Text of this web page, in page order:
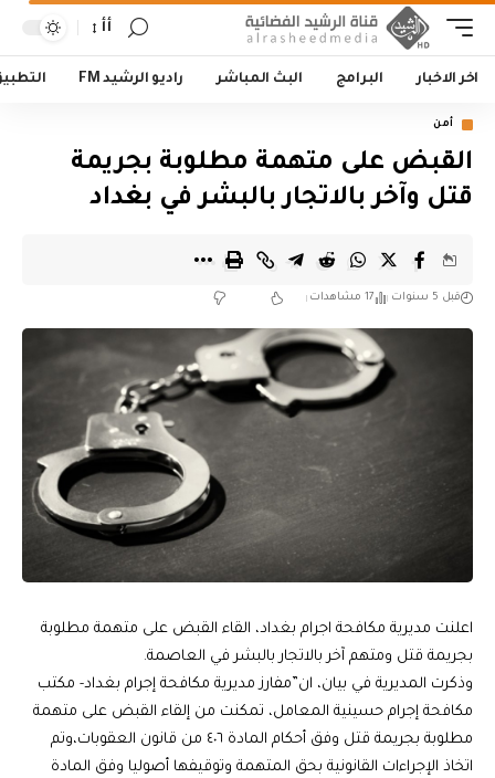
أأ
اخر الاخبار البرامج البث المباشر راديو الرشيد FM
أمن
القبض على متهمة مطلوبة بجريمة
قتل وآخر بالاتجار بالبشر في بغداد
قبل 5 سنوات 17 مشاهدات
اعلنت مديرية مكافحة اجرام بغداد، القاء القبض على متهمة مطلوبة
بجريمة قتل ومتهم آخر بالاتجار بالبشر في العاصمة.
وذكرت المديرية في بيان، ان”مفارز مديرية مكافحة إجرام بغداد- مكتب
مكافحة إجرام حسينية المعامل، تمكنت من إلقاء القبض على متهمة
مطلوبة بجريمة قتل وفق أحكام المادة ٤٠٦ من قانون العقوبات،وتم
اتخاذ الإجراءات القانونية بحق المتهمة وتوقيفها أصوليا وفق المادة